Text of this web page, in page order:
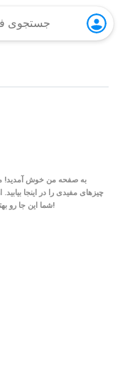
به صفحه من خوش آمدید! من
چیزهای مفیدی را در اینجا
شما این جا رو بهتر و دوست داشتنی تر می کنم. از وقتی که گذاشتید متشکرم!